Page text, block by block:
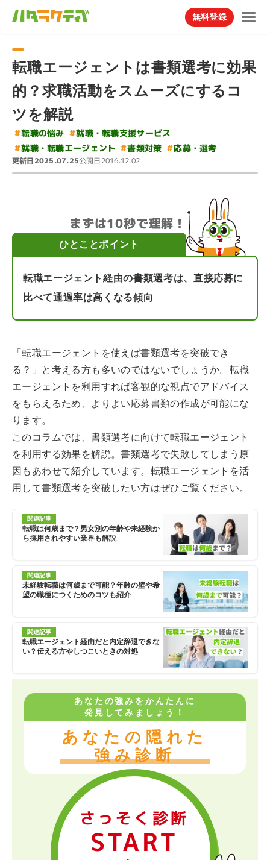
無料登録
転職エージェントは書類選考に効果
的？求職活動をスムーズにするコ
ツを解説
#転職の悩み #就職・転職支援サービス
#就職・転職エージェント #書類対策 #応募・選考
更新日2025.07.25公開日2016.12.02
まずは10秒で理解！
ひとことポイント
転職エージェント経由の書類選考は、直接応募に
比べて通過率は高くなる傾向
「転職エージェントを使えば書類選考を突破でき
る？」と考える方も多いのではないでしょうか。転職
エージェントを利用すれば客観的な視点でアドバイス
をもらえるため、よりよい応募書類の作成が可能にな
ります。
このコラムでは、書類選考に向けて転職エージェント
を利用する効果を解説。書類選考で失敗してしまう原
因もあわせて紹介しています。転職エージェントを活
用して書類選考を突破したい方はぜひご覧ください。
関連記事
転職は何歳まで？男女別の年齢や未経験か
ら採用されやすい業界も解説
関連記事
未経験転職は何歳まで可能？年齢の壁や希
望の職種につくためのコツも紹介
関連記事
転職エージェント経由だと内定辞退できな
い？伝える方やしつこいときの対処
あなたの強みをかんたんに
発見してみましょう！
あなたの隠れた
強み診断
さっそく診断
START